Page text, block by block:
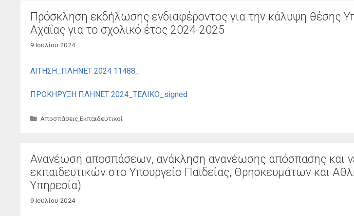
Πρόσκληση εκδήλωσης ενδιαφέροντος για την κάλυψη
Αχαΐας για το σχολικό έτος 2024-2025
9 Ιουλίου 2024
ΑΙΤΗΣΗ_ΠΛΗΝΕΤ 2024 11488_
ΠΡΟΚΗΡΥΞΗ ΠΛΗΝΕΤ 2024_ΤΕΛΙΚΟ_signed
Κατηγορίες
Αποσπάσεις,Εκπαιδευτικοί
Ανανέωση αποσπάσεων, ανάκληση ανανέωσης απόσπασης και
εκπαιδευτικών στο Υπουργείο Παιδείας, Θρησκευμάτων και
Υπηρεσία)
9 Ιουλίου 2024